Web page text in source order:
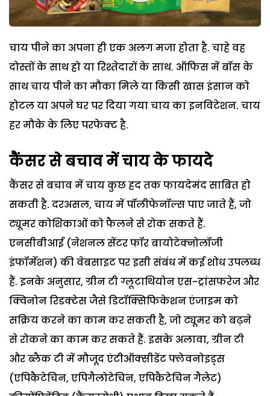
चाय पीने का अपना ही एक अलग मजा होता है. चाहे वह
दोस्तों के साथ हो या रिश्तेदारों के साथ. ऑफिस में बॉस के
साथ चाय पीने का मौका मिले या किसी खास इंसान को
होटल या अपने घर पर दिया गया चाय का इनविटेशन. चाय
हर मौके के लिए परफेक्ट है.
कैंसर से बचाव में चाय के फायदे
कैंसर से बचाव में चाय कुछ हद तक फायदेमंद साबित हो
सकती है. दरअसल, चाय में पॉलीफेनॉल्स पाए जाते हैं, जो
ट्यूमर कोशिकाओं को फैलने से रोक सकते हैं.
एनसीबीआई (नेशनल सेंटर फॉर बायोटेक्नोलॉजी
इंफॉर्मेशन) की वेबसाइट पर इसी संबंध में कई शोध उपलब्ध
हैं. इनके अनुसार, ग्रीन टी ग्लूटाथियोन एस-ट्रांसफरेज और
क्विनोन रिडक्टेस जैसे डिटॉक्सिफिकेशन एंजाइम को
सक्रिय करने का काम कर सकती है, जो ट्यूमर को बढ़ने
से रोकने का काम कर सकते हैं. इसके अलावा, ग्रीन टी
और ब्लैक टी में मौजूद एंटीऑक्सीडेंट फ्लेवनोइड्स
(एपिकैटेचिन, एपिगैलोटेचिन, एपिकैटेचिन गैलेट)